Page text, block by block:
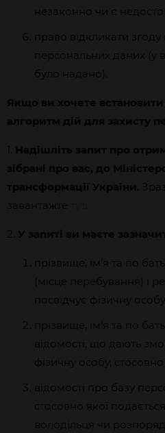
незаконно чи є
право відкликати згоду
персональних даних (у
було надано).
Якщо ви хочете
алгоритм дій для захисту
1. Надішліть запит про
зібрані про вас, до
трансформації України
.
завантажте
2. У запиті ви маєте
прізвище, ім’я та по
(місце перебування) і
посвідчує фізичну
прізвище, ім’я та по
відомості, що дають
фізичну особу,
відомості про базу
стосовно якої
володільця чи